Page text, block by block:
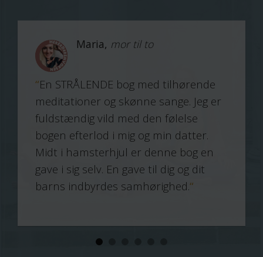
Maria, mor til to
“En STRÅLENDE bog med tilhørende
meditationer og skønne sange. Jeg er
fuldstændig vild med den følelse
bogen efterlod i mig og min datter.
Midt i hamsterhjul er denne bog en
gave i sig selv. En gave til dig og dit
barns indbyrdes samhørighed.“